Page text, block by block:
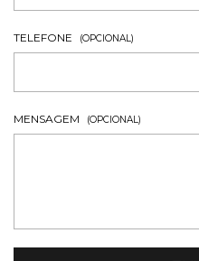
TELEFONE (OPCIONAL)
MENSAGEM (OPCIONAL)